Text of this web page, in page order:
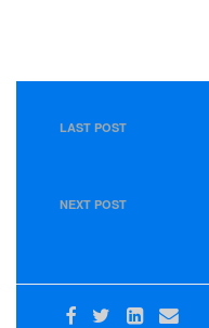
LAST POST
NEXT POST